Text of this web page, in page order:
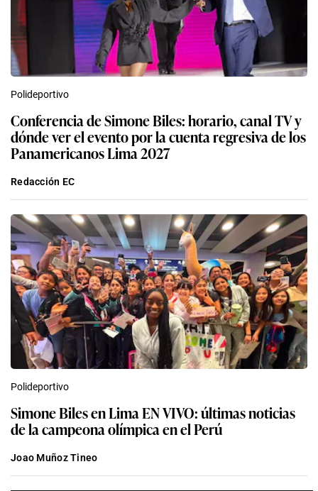
Polideportivo
Conferencia de Simone Biles: horario, canal TV y
dónde ver el evento por la cuenta regresiva de los
Panamericanos Lima 2027
Redacción EC
Polideportivo
Simone Biles en Lima EN VIVO: últimas noticias
de la campeona olímpica en el Perú
Joao Muñoz Tineo